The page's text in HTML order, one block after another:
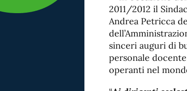
2011/2012 il
Andrea Petricca
sinceri auguri di
personale
operanti nel